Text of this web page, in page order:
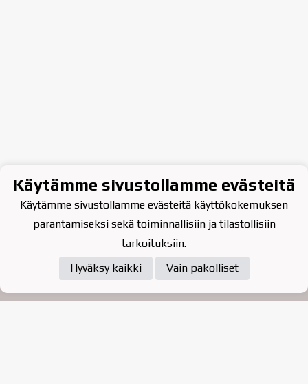
Tietosuojaseloste
Käytämme sivustollamme evästeitä
Käytämme sivustollamme evästeitä käyttökokemuksen
parantamiseksi sekä toiminnallisiin ja tilastollisiin
tarkoituksiin.
Hyväksy kaikki
Vain pakolliset